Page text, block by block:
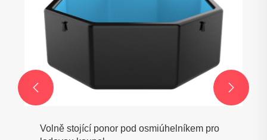
Volně stojící ponor pod osmiúhelníkem pro
 